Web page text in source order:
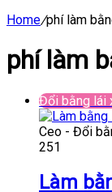
Home/phí làm
phí làm
Đổi bằng lái
Ceo - Đổi
251
Làm